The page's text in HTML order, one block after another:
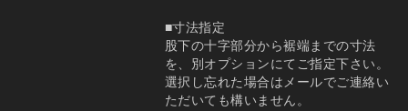
■寸法指定
股下の十字部分から裾端までの寸法
を、別オプションにてご指定下さい。
選択し忘れた場合はメールでご連絡い
ただいても構いません。